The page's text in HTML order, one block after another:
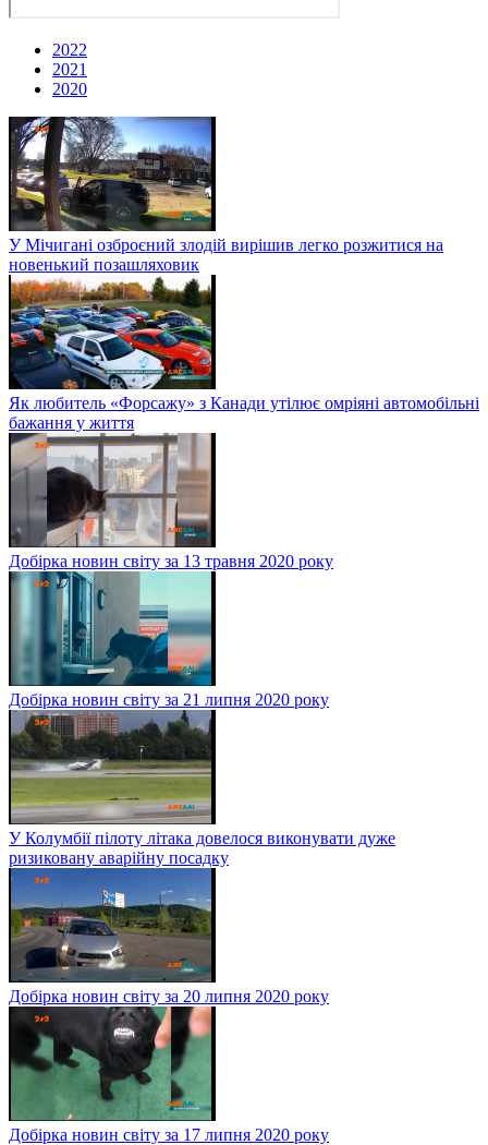
2022
2021
2020
У Мічигані озброєний злодій вирішив легко розжитися на
новенький позашляховик
Як любитель «Форсажу» з Канади утілює омріяні автомобільні
бажання у життя
Добірка новин світу за 13 травня 2020 року
Добірка новин світу за 21 липня 2020 року
У Колумбії пілоту літака довелося виконувати дуже
ризиковану аварійну посадку
Добірка новин світу за 20 липня 2020 року
Добірка новин світу за 17 липня 2020 року